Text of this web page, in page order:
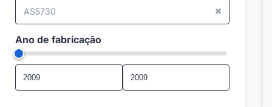
AS5730
Ano de fabricação